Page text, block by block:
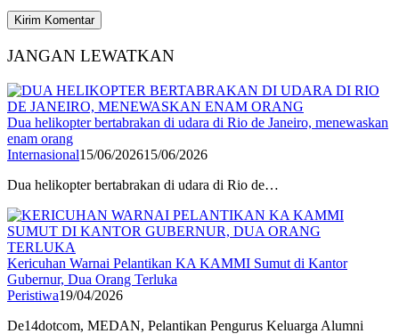
JANGAN LEWATKAN
Dua helikopter bertabrakan di udara di Rio de Janeiro, menewaskan
enam orang
Internasional15/06/202615/06/2026
Dua helikopter bertabrakan di udara di Rio de…
Kericuhan Warnai Pelantikan KA KAMMI Sumut di Kantor
Gubernur, Dua Orang Terluka
Peristiwa19/04/2026
De14dotcom, MEDAN, Pelantikan Pengurus Keluarga Alumni